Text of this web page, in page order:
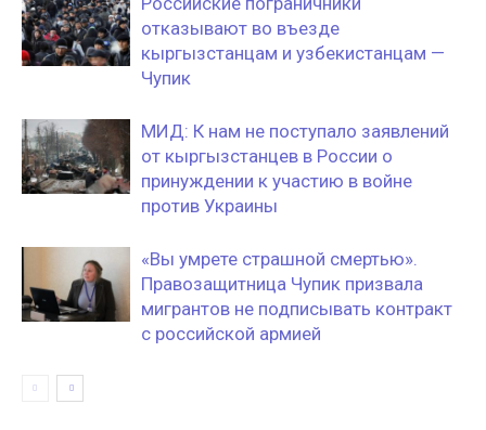
отказывают во въезде
кыргызстанцам и узбекистанцам —
Чупик
МИД: К нам не поступало заявлений
от кыргызстанцев в России о
принуждении к участию в войне
против Украины
«Вы умрете страшной смертью».
Правозащитница Чупик призвала
мигрантов не подписывать контракт
с российской армией